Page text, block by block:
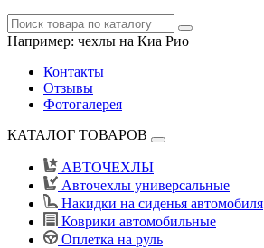
Например: чехлы на Киа Рио
Контакты
Отзывы
Фотогалерея
КАТАЛОГ ТОВАРОВ
АВТОЧЕХЛЫ
Авточехлы универсальные
Накидки на сиденья автомобиля
Коврики автомобильные
Оплетка на руль